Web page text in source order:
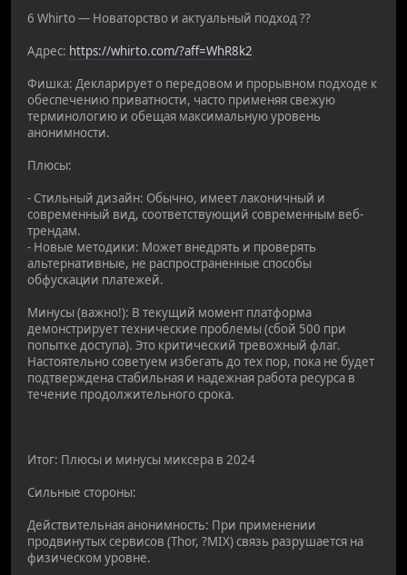
6 Whirto — Новаторство и актуальный подход ??
Адрес: https://whirto.com/?aff=WhR8k2
Фишка: Декларирует о передовом и прорывном подходе к
обеспечению приватности, часто применяя свежую
терминологию и обещая максимальную уровень
анонимности.
Плюсы:
- Стильный дизайн: Обычно, имеет лаконичный и
современный вид, соответствующий современным веб-
трендам.
- Новые методики: Может внедрять и проверять
альтернативные, не распространенные способы
обфускации платежей.
Минусы (важно!): В текущий момент платформа
демонстрирует технические проблемы (сбой 500 при
попытке доступа). Это критический тревожный флаг.
Настоятельно советуем избегать до тех пор, пока не будет
подтверждена стабильная и надежная работа ресурса в
течение продолжительного срока.
Итог: Плюсы и минусы миксера в 2024
Сильные стороны:
Действительная анонимность: При применении
продвинутых сервисов (Thor, ?MIX) связь разрушается на
физическом уровне.